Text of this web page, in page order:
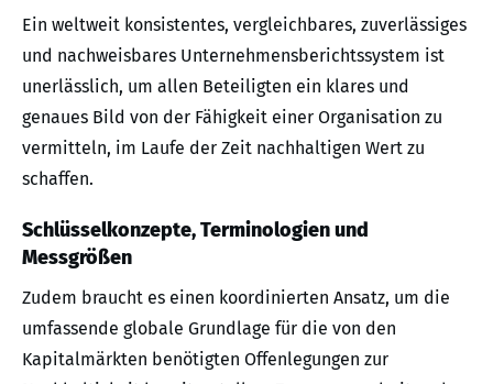
Ein weltweit konsistentes, vergleichbares, zuverlässiges
und nachweisbares Unternehmensberichtssystem ist
unerlässlich, um allen Beteiligten ein klares und
genaues Bild von der Fähigkeit einer Organisation zu
vermitteln, im Laufe der Zeit nachhaltigen Wert zu
schaffen.
Schlüsselkonzepte, Terminologien und
Messgrößen
Zudem braucht es einen koordinierten Ansatz, um die
umfassende globale Grundlage für die von den
Kapitalmärkten benötigten Offenlegungen zur